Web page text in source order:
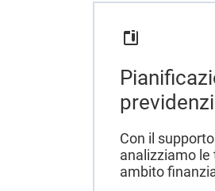
Con il
analizziamo le
ambito